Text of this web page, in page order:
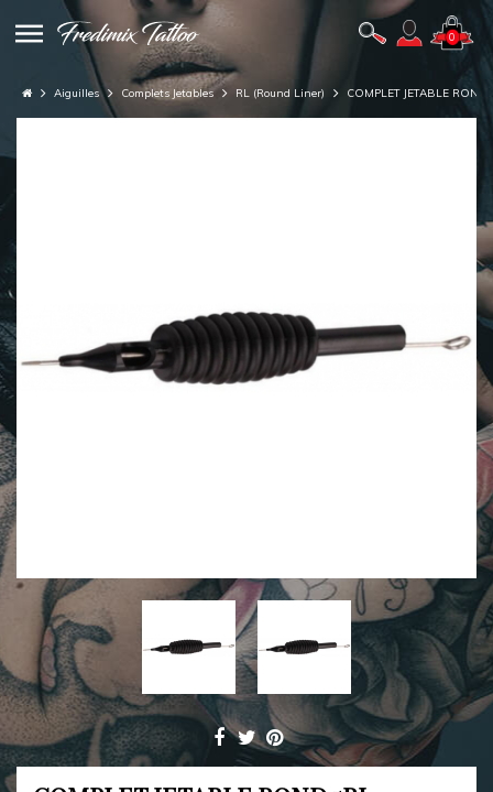
0
Aiguilles Complets Jetables RL (Round Liner) COMPLET JETABLE ROND